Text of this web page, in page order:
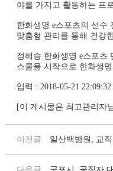
야를 가지고 활동하는 프
한화생명 e스포츠의 선수
맞춤형 관리를 통해 건강
정해승 한화생명 e스포츠
스쿨을 시작으로 한화생
입력 : 2018-05-21 22:09:32
[이 게시물은 최고관리자
이전글 일산백병원, 교